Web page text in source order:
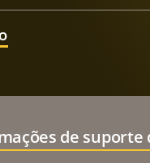
de suporte